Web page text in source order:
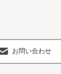
お問い合わせ